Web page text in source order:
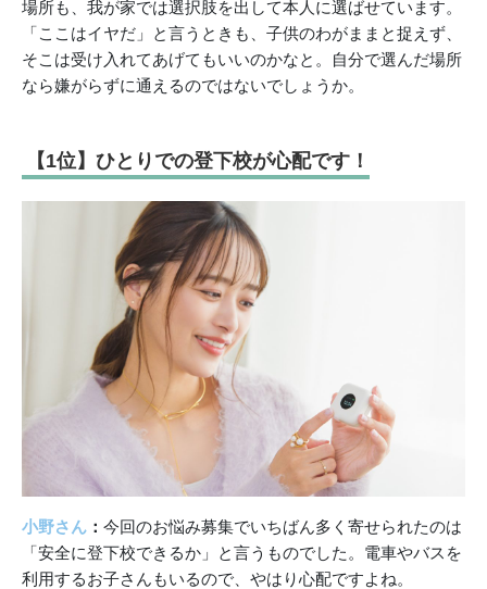
場所も、我が家では選択肢を出して本人に選ばせています。
「ここはイヤだ」と言うときも、子供のわがままと捉えず、
そこは受け入れてあげてもいいのかなと。自分で選んだ場所
なら嫌がらずに通えるのではないでしょうか。
【1位】ひとりでの登下校が心配です！
小野さん ： 今回のお悩み募集でいちばん多く寄せられたのは
「安全に登下校できるか」と言うものでした。電車やバスを
利用するお子さんもいるので、やはり心配ですよね。